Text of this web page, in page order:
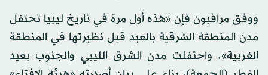
ووفق مراقبون فإن «هذه أول مرة في تاريخ ليبيا تحتفل
مدن المنطقة الشرقية بالعيد قبل نظيرتها في المنطقة
الغربية». واحتفلت مدن الشرق الليبي والجنوب بعيد